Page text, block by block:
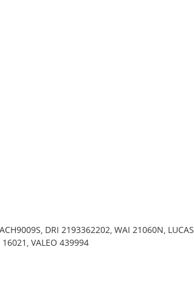
DRI 2193362202, WAI 21060N, LUCAS
VALEO 439994